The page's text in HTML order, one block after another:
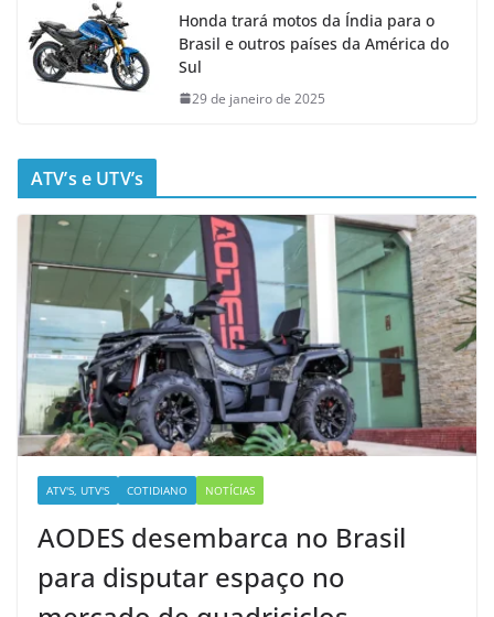
Honda trará motos da Índia para o
Brasil e outros países da América do
Sul
29 de janeiro de 2025
ATV’s e UTV’s
ATV'S, UTV'S COTIDIANO NOTÍCIAS
AODES desembarca no Brasil
para disputar espaço no